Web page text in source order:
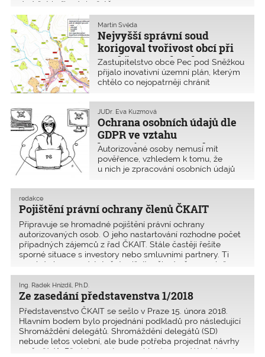
dodržet i při práci s řetězo
Nejvyšší správní soud
korigoval tvořivost obcí při
tvorbě územního plánu
Martin Švéda
Zastupitelstvo obce Pec pod Sněžkou
přijalo inovativní územní plán, kterým
chtělo co nejopatrněji chránit
územního plánu byly zrušeny
Krajským úřadem Královéhradeckého
kraje. Pec pod Sněžkou podala
kasační stížnost k Nejvyššímu
správnímu soudu a ten ji zamítl.
Ochrana osobních údajů dle
GDPR ve vztahu
k autorizovaným osobám
JUDr. Eva Kuzmová
Autorizované osoby nemusí mít
pověřence, vzhledem k tomu, že
u nich je zpracování osobních údajů
hlavní. Zde je uveřejněna rozšířená
časopisu, která přináší vysvětlení
povinností pro autorizované osoby.
Pojištění právní ochrany členů ČKAIT
redakce
Připravuje se hromadné pojištění právní ochrany
autorizovaných osob. O jeho nastartování rozhodne počet
případných zájemců z řad ČKAIT. Stále častěji řešíte
sporné situace s investory nebo smluvními partnery. Ti
mnohdy bez opodstatnění snižují vaši odměnu za služ
Ze zasedání představenstva 1/2018
Ing. Radek Hnízdil, Ph.D.
Představenstvo ČKAIT se sešlo v Praze 15. února 2018.
Hlavním bodem bylo projednání podkladů pro následující
Shromáždění delegátů. Shromáždění delegátů (SD)
nebude letos volební, ale bude potřeba projednat návrhy
změn řádů. Představenstvo navrhlo do mandátové komis